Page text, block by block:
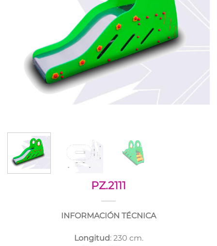
PZ.2111
INFORMACIÓN TÉCNICA
Longitud: 230 cm.